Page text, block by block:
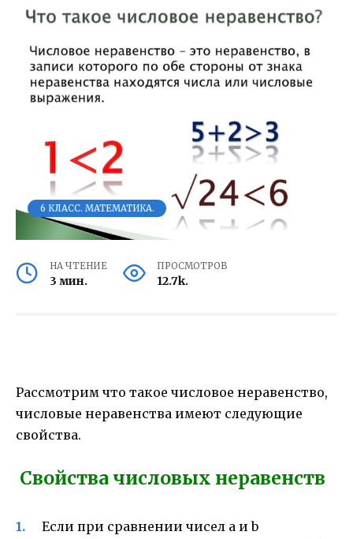
6 КЛАСС. МАТЕМАТИКА.
НА ЧТЕНИЕ
3 мин.
ПРОСМОТРОВ
12.7k.
Рассмотрим что такое числовое неравенство,
числовые неравенства имеют следующие
свойства.
Свойства числовых неравенств
Если при сравнении чисел a и b